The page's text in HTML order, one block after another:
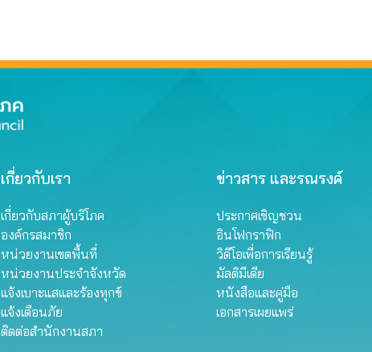
เกี่ยวกับเรา
เกี่ยวกับสภาผู้บริโภค
องค์กรสมาชิก
หน่วยงานเขตพื้นที่
หน่วยงานประจำจังหวัด
แจ้งเบาะแสและร้องทุกข์
แจ้งเตือนภัย
ติดต่อสำนักงานสภา
ข่าวสาร และรณรงค์
ประกาศเชิญชวน
อินโฟกราฟิก
วิดีโอเพื่อการเรียนรู้
มัลติมีเดีย
หนังสือและคู่มือ
เอกสารเผยแพร่